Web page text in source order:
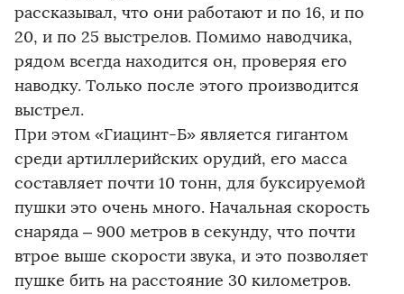
рассказывал, что они работают и по 16, и по
20, и по 25 выстрелов. Помимо наводчика,
рядом всегда находится он, проверяя его
наводку. Только после этого производится
выстрел.
При этом «Гиацинт-Б» является гигантом
среди артиллерийских орудий, его масса
составляет почти 10 тонн, для буксируемой
пушки это очень много. Начальная скорость
снаряда – 900 метров в секунду, что почти
втрое выше скорости звука, и это позволяет
пушке бить на расстояние 30 километров.